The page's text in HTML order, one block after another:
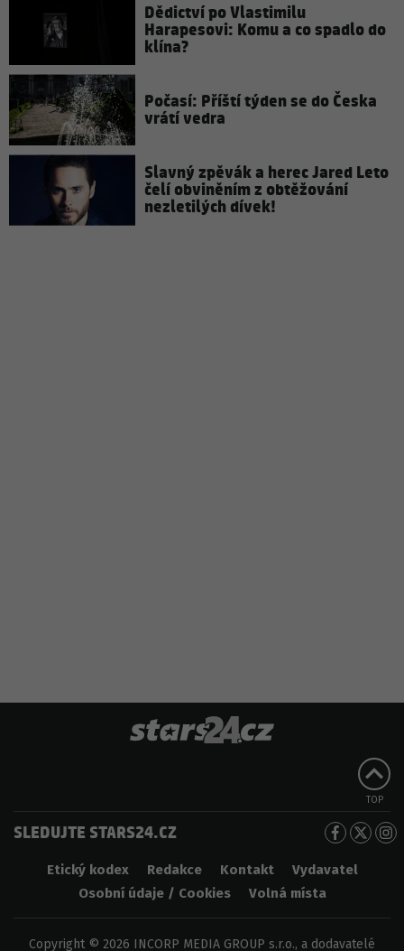
Dědictví po Vlastimilu
Harapesovi: Komu a co spadlo do
klína?
Počasí: Příští týden se do Česka
vrátí vedra
Slavný zpěvák a herec Jared Leto
čelí obviněním z obtěžování
nezletilých dívek!
TOP
SLEDUJTE STARS24.CZ
Etický kodex Redakce Kontakt
Vydavatel
Osobní údaje / Cookies
Volná místa
Copyright © 2026 INCORP MEDIA GROUP s.r.o., a dodavatelé